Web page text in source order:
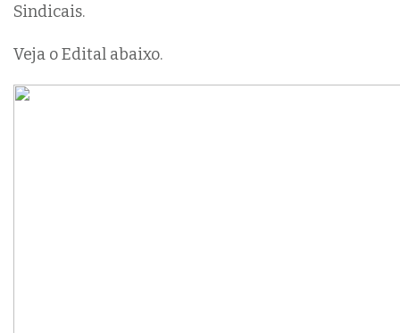
Sindicais.
Veja o Edital abaixo.